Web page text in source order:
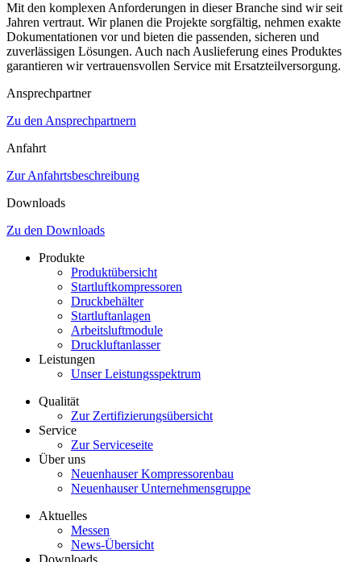
Mit den komplexen Anforderungen in dieser Branche sind wir seit
Jahren vertraut. Wir planen die Projekte sorgfältig, nehmen exakte
Dokumentationen vor und bieten die passenden, sicheren und
zuverlässigen Lösungen. Auch nach Auslieferung eines Produktes
garantieren wir vertrauensvollen Service mit Ersatzteilversorgung.
Ansprechpartner
Zu den Ansprechpartnern
Anfahrt
Zur Anfahrtsbeschreibung
Downloads
Zu den Downloads
Produkte
Produktübersicht
Startluftkompressoren
Druckbehälter
Startluftanlagen
Arbeitsluftmodule
Druckluftanlasser
Leistungen
Unser Leistungsspektrum
Qualität
Zur Zertifizierungsübersicht
Service
Zur Serviceseite
Über uns
Neuenhauser Kompressorenbau
Neuenhauser Unternehmensgruppe
Aktuelles
Messen
News-Übersicht